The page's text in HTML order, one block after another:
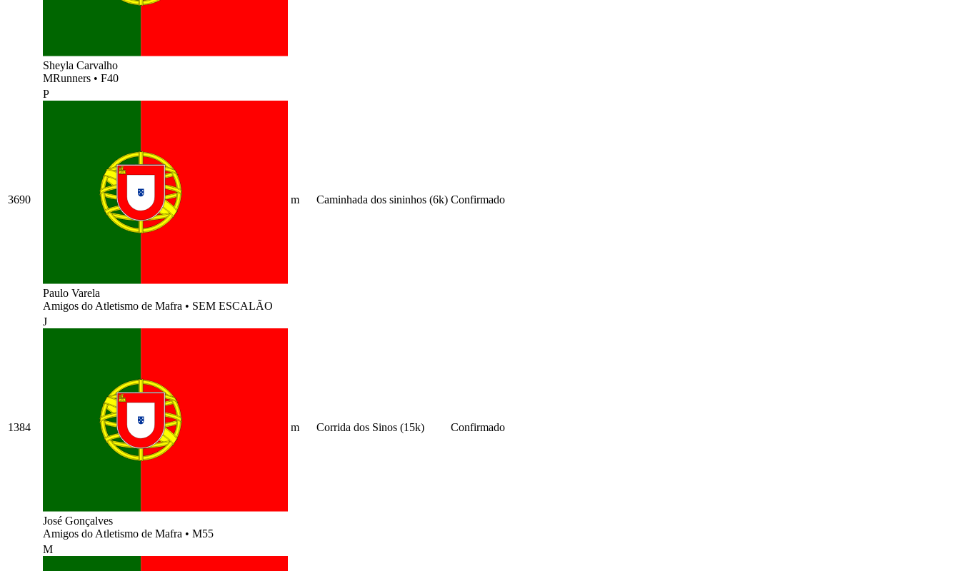
Sheyla Carvalho
MRunners • F40
3690
P
Paulo Varela
Amigos do Atletismo de Mafra • SEM ESCALÃO
m Caminhada dos sininhos (6k) Confirmado
1384
J
José Gonçalves
Amigos do Atletismo de Mafra • M55
m Corrida dos Sinos (15k) Confirmado
M